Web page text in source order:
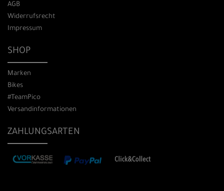
AGB
Widerrufsrecht
Impressum
SHOP
Marken
Bikes
#TeamPico
Versandinformationen
ZAHLUNGSARTEN